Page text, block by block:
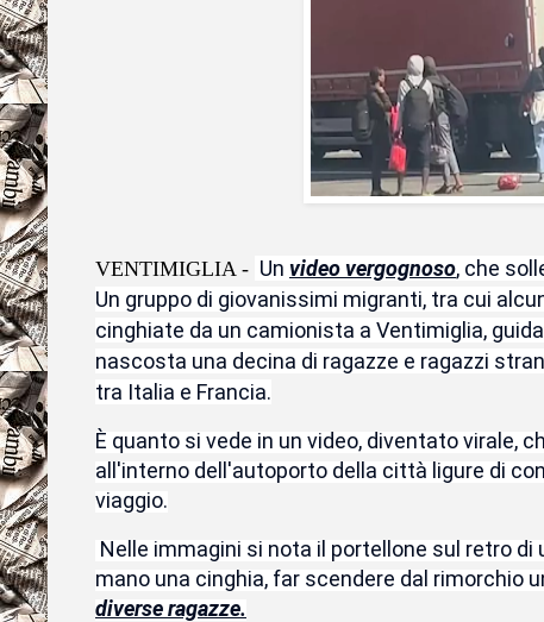
VENTIMIGLIA - Un video vergognoso, che
Un gruppo di giovanissimi migranti, tra cui
cinghiate da un camionista a Ventimiglia,
nascosta una decina di ragazze e ragazzi
tra Italia e Francia.
È quanto si vede in un video, diventato virale,
all'interno dell'autoporto della città ligure di
viaggio.
Nelle immagini si nota il portellone sul retro
mano una cinghia, far scendere dal rimorchio
diverse ragazze.